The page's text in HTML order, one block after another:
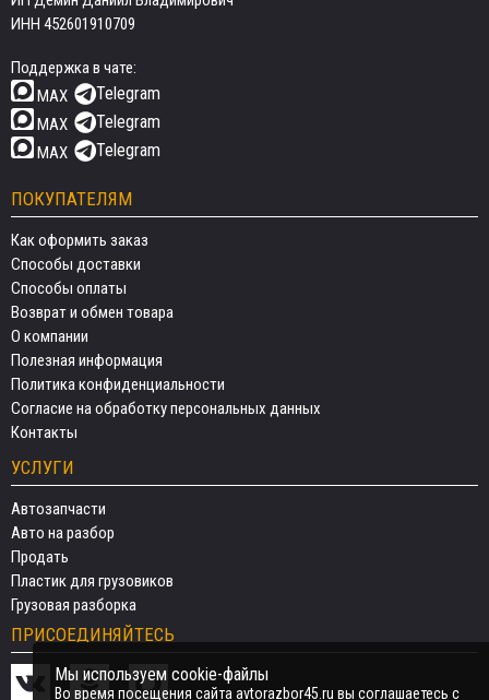
ИНН 452601910709
Поддержка в чате:
MAX
Telegram
MAX Telegram
MAX Telegram
ПОКУПАТЕЛЯМ
Как оформить заказ
Способы доставки
Способы оплаты
Возврат и обмен товара
О компании
Полезная информация
Политика конфиденциальности
Согласие на обработку персональных данных
Контакты
УСЛУГИ
Автозапчасти
Авто на разбор
Продать
Пластик для грузовиков
Грузовая разборка
ПРИСОЕДИНЯЙТЕСЬ
Мы используем cookie-файлы
Во время посещения сайта avtorazbor45.ru вы соглашаетесь с